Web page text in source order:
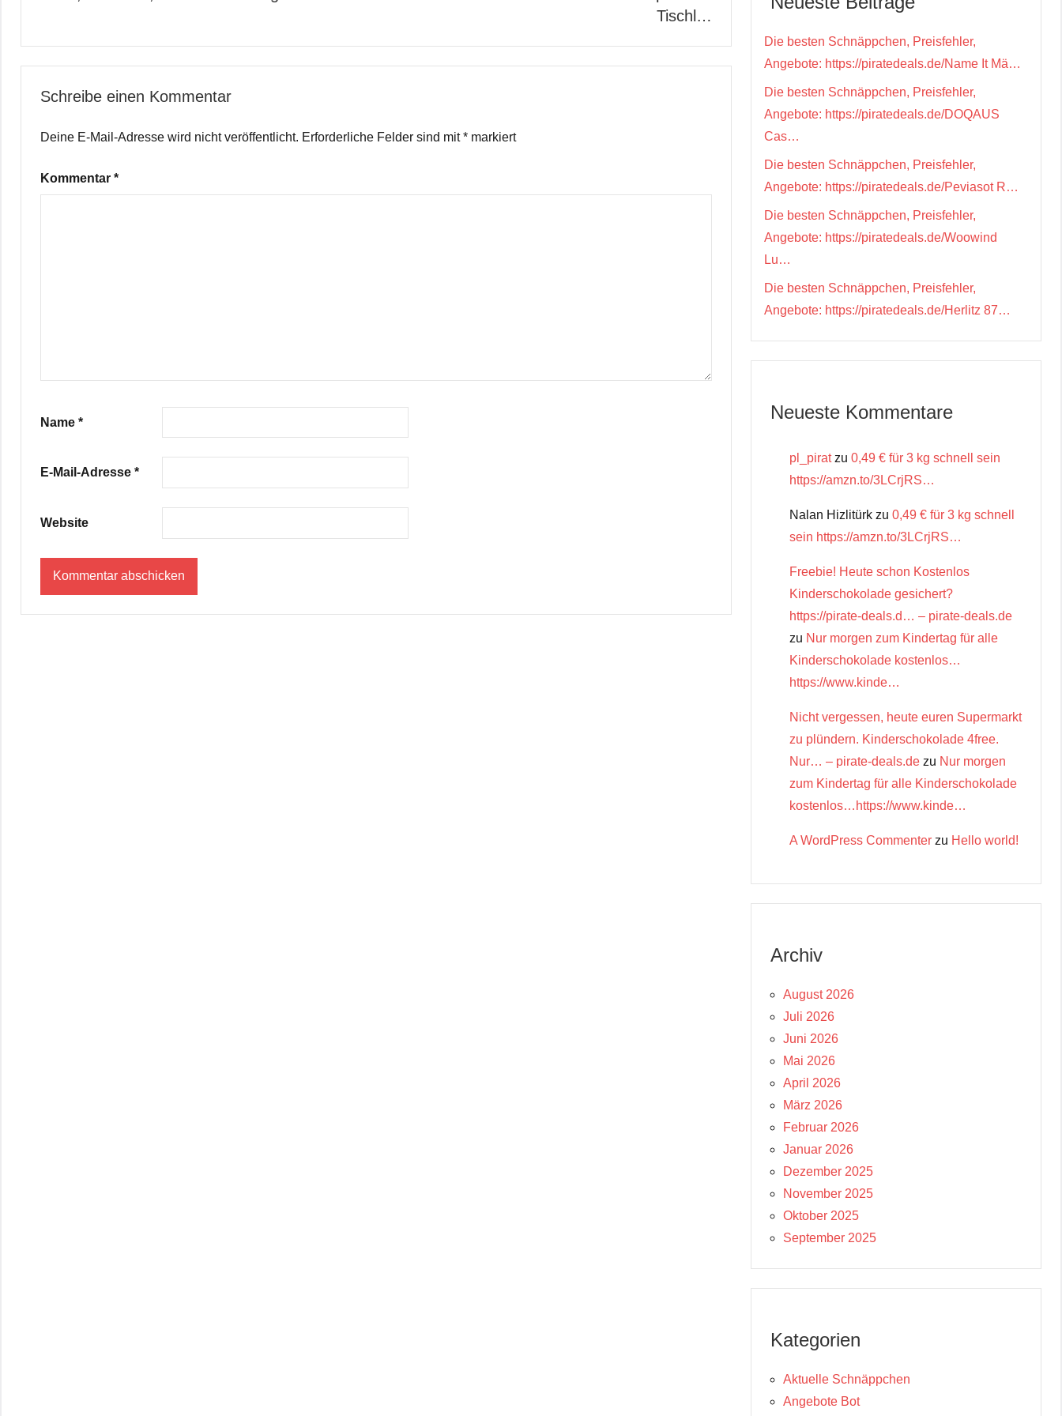
Tischl…
Schreibe einen Kommentar
Deine E-Mail-Adresse wird nicht veröffentlicht. Erforderliche Felder sind mit* markiert
Kommentar *
Name *
E-Mail-Adresse *
Website
Die besten Schnäppchen, Preisfehler,
Angebote: https://piratedeals.de/Name It Mä…
Die besten Schnäppchen, Preisfehler,
Angebote: https://piratedeals.de/DOQAUS
Cas…
Die besten Schnäppchen, Preisfehler,
Angebote: https://piratedeals.de/Peviasot R…
Die besten Schnäppchen, Preisfehler,
Angebote: https://piratedeals.de/Woowind
Lu…
Die besten Schnäppchen, Preisfehler,
Angebote: https://piratedeals.de/Herlitz 87…
Neueste Kommentare
pl_piratzu 0,49 € für 3 kg schnell sein
https://amzn.to/3LCrjRS…
Nalan Hizlitürk zu 0,49 € für 3 kg schnell
sein https://amzn.to/3LCrjRS…
Freebie! Heute schon Kostenlos
Kinderschokolade gesichert?
https://pirate-deals.d… – pirate-deals.de
zu Nur morgen zum Kindertag für alle
Kinderschokolade kostenlos…
https://www.kinde…
Nicht vergessen, heute euren Supermarkt
zu plündern. Kinderschokolade 4free.
Nur… – pirate-deals.de zu Nur morgen
zum Kindertag für alle Kinderschokolade
kostenlos…https://www.kinde…
A WordPress Commenter zu Hello world!
Archiv
August 2026
Juli 2026
Juni 2026
Mai 2026
April 2026
März 2026
Februar 2026
Januar 2026
Dezember 2025
November 2025
Oktober 2025
September 2025
Kategorien
Aktuelle Schnäppchen
Angebote Bot